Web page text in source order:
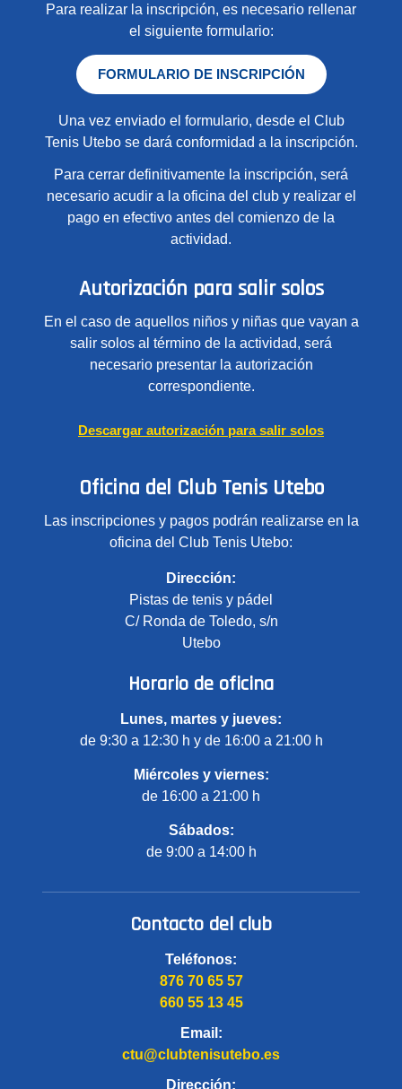
Para realizar la inscripción, es necesario rellenar
el siguiente formulario:
FORMULARIO DE INSCRIPCIÓN
Una vez enviado el formulario, desde el Club
Tenis Utebo se dará conformidad a la inscripción.
Para cerrar definitivamente la inscripción, será
necesario acudir a la oficina del club y realizar el
pago en efectivo antes del comienzo de la
actividad.
Autorización para salir solos
En el caso de aquellos niños y niñas que vayan a
salir solos al término de la actividad, será
necesario presentar la autorización
correspondiente.
Descargar autorización para salir solos
Oficina del Club Tenis Utebo
Las inscripciones y pagos podrán realizarse en la
oficina del Club Tenis Utebo:
Dirección:
Pistas de tenis y pádel
C/ Ronda de Toledo, s/n
Utebo
Horario de oficina
Lunes, martes y jueves:
de 9:30 a 12:30 h y de 16:00 a 21:00 h
Miércoles y viernes:
de 16:00 a 21:00 h
Sábados:
de 9:00 a 14:00 h
Contacto del club
Teléfonos:
876 70 65 57
660 55 13 45
Email:
ctu@clubtenisutebo.es
Dirección: